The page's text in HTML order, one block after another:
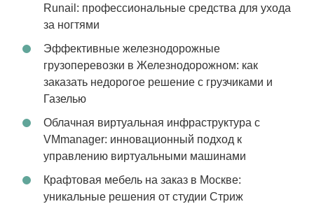
Runail: профессиональные средства для ухода
за ногтями
Эффективные железнодорожные
грузоперевозки в Железнодорожном: как
заказать недорогое решение с грузчиками и
Газелью
Облачная виртуальная инфраструктура с
VMmanager: инновационный подход к
управлению виртуальными машинами
Крафтовая мебель на заказ в Москве:
уникальные решения от студии Стриж